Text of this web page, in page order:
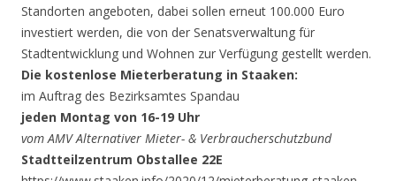
Standorten angeboten, dabei sollen erneut 100.000 Euro
investiert werden, die von der Senatsverwaltung für
Stadtentwicklung und Wohnen zur Verfügung gestellt werden.
Die kostenlose Mieterberatung in Staaken:
im Auftrag des Bezirksamtes Spandau
jeden Montag von 16-19 Uhr
vom AMV Alternativer Mieter- & Verbraucherschutzbund
Stadtteilzentrum Obstallee 22E